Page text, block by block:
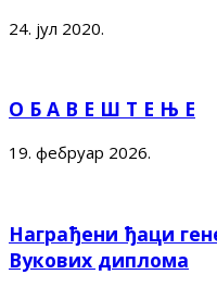
24. јул 2020.
О Б А В Е Ш Т Е Њ Е
19. фебруар 2026.
Награђени ђаци
Вукових диплома